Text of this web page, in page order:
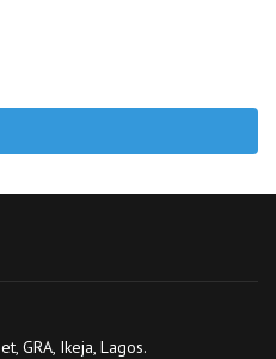
GRA, Ikeja, Lagos.